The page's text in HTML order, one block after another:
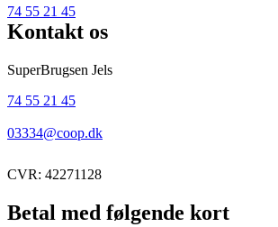
74 55 21 45
Kontakt os
SuperBrugsen Jels
74 55 21 45
03334@coop.dk
CVR: 42271128
Betal med følgende kort